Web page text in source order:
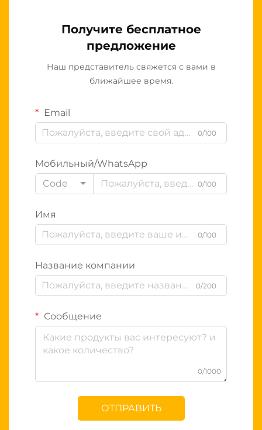
Получите бесплатное
предложение
Наш представитель свяжется с вами в
ближайшее время.
Email
0/100
Мобильный/WhatsApp
Code
0/100
Имя
0/100
Название компании
0/200
Сообщение
0/1000
ОТПРАВИТЬ